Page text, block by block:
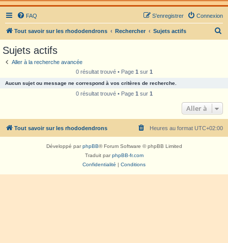
FAQ Connexion
S’enregistrer
Tout savoir sur les rhododendrons Rechercher Sujets actifs
c
e
Sujets actifs
Aller à la recherche avancée
0 résultat trouvé • Page 1 sur 1
Aucun sujet ou message ne correspond à vos critères de recherche.
0 résultat trouvé • Page 1 sur 1
Aller à
Tout savoir sur les rhododendrons Heures au format UTC+02:00
Développé parphpBB® Forum Software © phpBB Limited
Traduit parphpBB-fr.com
Confidentialité | Conditions